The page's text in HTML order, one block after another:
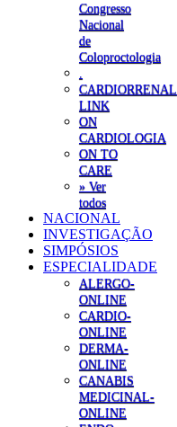
Congresso
Nacional
de
Coloproctologia
CARDIORRENAL
LINK
ON
CARDIOLOGIA
ON TO
CARE
» Ver
todos
NACIONAL
INVESTIGAÇÃO
SIMPÓSIOS
ESPECIALIDADE
ALERGO-
ONLINE
CARDIO-
ONLINE
DERMA-
ONLINE
CANABIS
MEDICINAL-
ONLINE